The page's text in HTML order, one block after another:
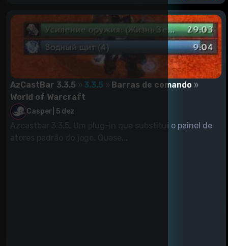
AzCastBar 3.3.5 3.3.5
Barras de comando
World of Warcraft
Casper 5 dez